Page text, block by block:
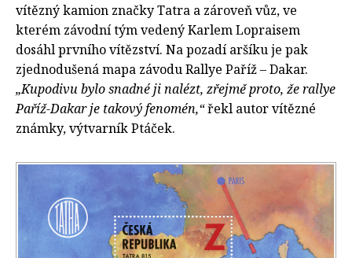
vítězný kamion značky Tatra a zároveň vůz, ve
kterém závodní tým vedený Karlem Lopraisem
dosáhl prvního vítězství. Na pozadí aršíku je pak
zjednodušená mapa závodu Rallye Paříž – Dakar.
„Kupodivu bylo snadné ji nalézt, zřejmě proto, že rallye
Paříž-Dakar je takový fenomén,“řekl autor vítězné
známky, výtvarník Ptáček.